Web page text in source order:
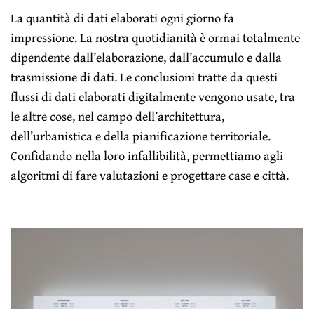
La quantità di dati elaborati ogni giorno fa
impressione. La nostra quotidianità è ormai totalmente
dipendente dall’elaborazione, dall’accumulo e dalla
trasmissione di dati. Le conclusioni tratte da questi
flussi di dati elaborati digitalmente vengono usate, tra
le altre cose, nel campo dell’architettura,
dell’urbanistica e della pianificazione territoriale.
Confidando nella loro infallibilità, permettiamo agli
algoritmi di fare valutazioni e progettare case e città.